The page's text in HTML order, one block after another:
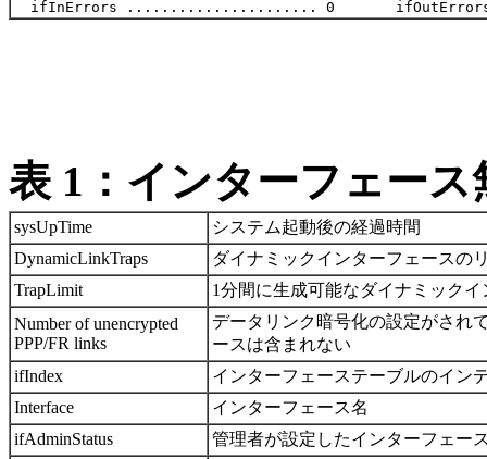
表 1：インターフェース
sysUpTime
システム起動後の経過時間
DynamicLinkTraps
ダイナミックインターフェースの
TrapLimit
1分間に生成可能なダイナミック
Number of unencrypted
PPP/FR links
データリンク暗号化の設定がされ
ースは含まれない
ifIndex
インターフェーステーブルのイン
Interface
インターフェース名
ifAdminStatus
管理者が設定したインターフェー